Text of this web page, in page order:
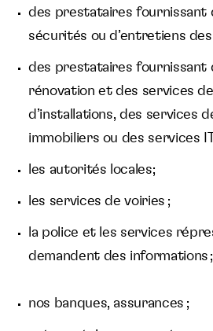
des prestataires fournissant
sécurités ou d’entretiens
des prestataires fournissant
rénovation et des services
d’installations, des services
immobiliers ou des services
les autorités locales;
les services de voiries ;
la police et les services
demandent des informations ;
nos banques, assurances ;